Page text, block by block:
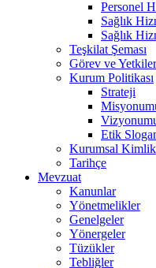
Personel
Sağlık
Sağlık
Teşkilat Şeması
Görev ve Yetkiler
Kurum Politikası
Strateji
Etik
Kurumsal Kimlik
Tarihçe
Mevzuat
Kanunlar
Yönetmelikler
Genelgeler
Yönergeler
Tüzükler
Tebliğler